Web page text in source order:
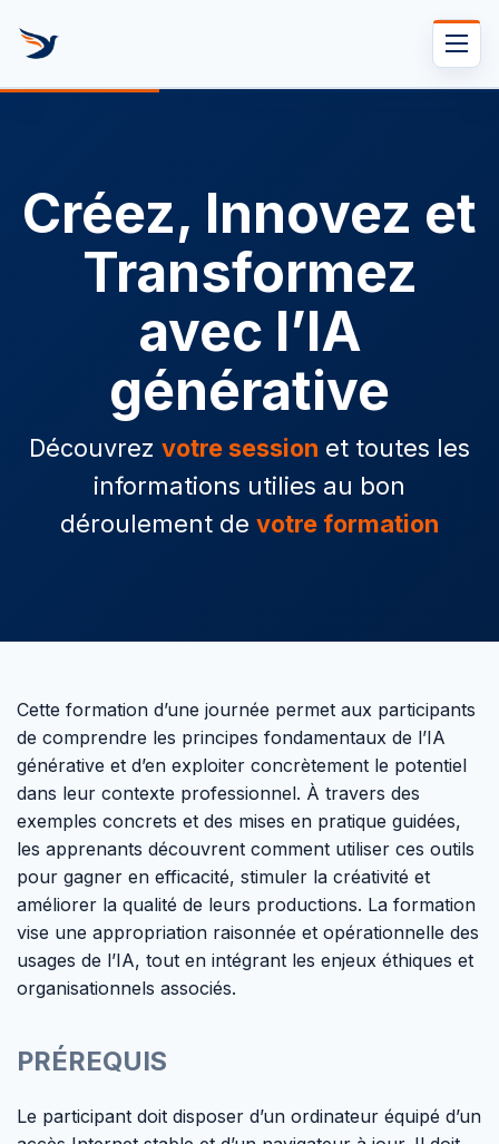
Créez, Innovez et
Transformez
avec l’IA
générative
Découvrez votre session et toutes les
informations utilies au bon
déroulement de votre formation
Cette formation d’une journée permet aux participants
de comprendre les principes fondamentaux de l’IA
générative et d’en exploiter concrètement le potentiel
dans leur contexte professionnel. À travers des
exemples concrets et des mises en pratique guidées,
les apprenants découvrent comment utiliser ces outils
pour gagner en efficacité, stimuler la créativité et
améliorer la qualité de leurs productions. La formation
vise une appropriation raisonnée et opérationnelle des
usages de l’IA, tout en intégrant les enjeux éthiques et
organisationnels associés.
PRÉREQUIS
Le participant doit disposer d’un ordinateur équipé d’un